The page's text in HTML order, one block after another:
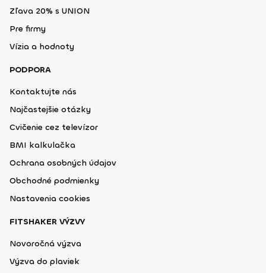
Zľava 20% s UNION
Pre firmy
Vízia a hodnoty
PODPORA
Kontaktujte nás
Najčastejšie otázky
Cvičenie cez televízor
BMI kalkulačka
Ochrana osobných údajov
Obchodné podmienky
Nastavenia cookies
FITSHAKER VÝZVY
Novoročná výzva
Výzva do plaviek